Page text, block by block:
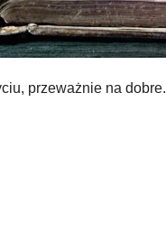
przeważnie na dobre.